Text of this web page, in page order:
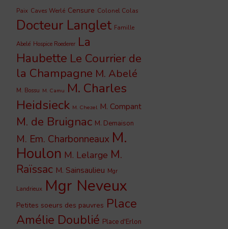
Paix Caves Werlé Censure Colonel Colas
Docteur Langlet Famille
Abelé Hospice Roederer La
Haubette Le Courrier de
la Champagne M. Abelé
M. Bossu M. Camu M. Charles
Heidsieck M. Chezel M. Compant
M. de Bruignac M. Demaison
M. Em. Charbonneaux M.
Houlon M. Lelarge M.
Raïssac M. Sainsaulieu Mgr
Landrieux Mgr Neveux
Petites soeurs des pauvres Place
Amélie Doublié Place d'Erlon